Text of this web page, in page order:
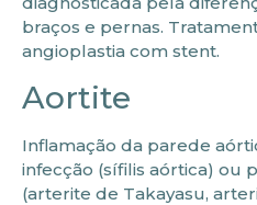
braços e pernas.
angioplastia com stent.
Aortite
Inflamação da parede
infecção (sífilis aórtica) ou
(arterite de Takayasu,